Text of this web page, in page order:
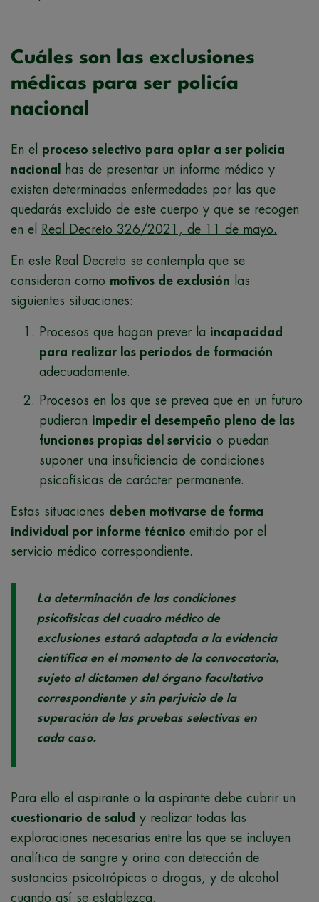
Cuáles son las exclusiones
médicas para ser policía
nacional
En el proceso selectivo para optar a ser policía
nacional
has de presentar un informe médico y
existen determinadas enfermedades por las que
quedarás excluido de este cuerpo y que se recogen
en el
Real Decreto 326/2021, de 11 de mayo.
En este Real Decreto se contempla que se
consideran como motivos de exclusión las
siguientes situaciones:
Procesos que hagan prever la incapacidad
para realizar los periodos de formación
adecuadamente.
Procesos en los que se prevea que en un futuro
pudieran impedir el desempeño pleno de las
funciones propias del servicio o puedan
suponer una insuficiencia de condiciones
psicofísicas de carácter permanente.
Estas situaciones deben motivarse de forma
individual por informe técnico emitido por el
servicio médico correspondiente.
La determinación de las condiciones
psicofísicas del cuadro médico de
exclusiones estará adaptada a la evidencia
científica en el momento de la convocatoria,
sujeto al dictamen del órgano facultativo
correspondiente y sin perjuicio de la
superación de las pruebas selectivas en
cada caso.
Para ello el aspirante o la aspirante debe cubrir un
cuestionario de salud y realizar todas las
exploraciones necesarias entre las que se incluyen
analítica de sangre y orina con detección de
sustancias psicotrópicas o drogas, y de alcohol
cuando así se establezca.